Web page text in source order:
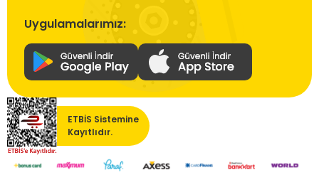
Uygulamalarımız:
ETBİS Sistemine
Kayıtlıdır.